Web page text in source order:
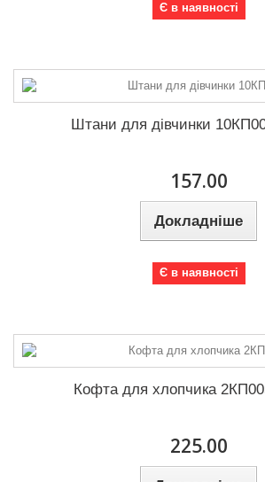
Є в наявності
Штани для дівчинки
157.00
Докладніше
Є в наявності
Кофта для хлопчика
225.00